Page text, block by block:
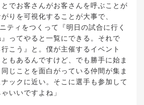
でお客さんがお客さんを呼ぶことが
りを可視化することが大事で、
ティをつくって『明日の試合に行く
ってやると一覧にできる。それで
行こう』と。僕が主催するイベント
もあるんですけど、でも勝手に始ま
じことを面白がっている仲間が集ま
ックに近い。そこに選手も参加して
いいですよね」